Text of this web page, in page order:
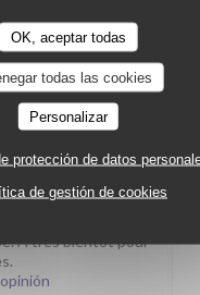
OK, aceptar todas
todas las cookies
Personalizar
protección de datos
de gestión de cookies
MENÚ: 5/5 CALIDAD
opinión
! Nous sommes très
passage au
une belle
À très bientôt pour